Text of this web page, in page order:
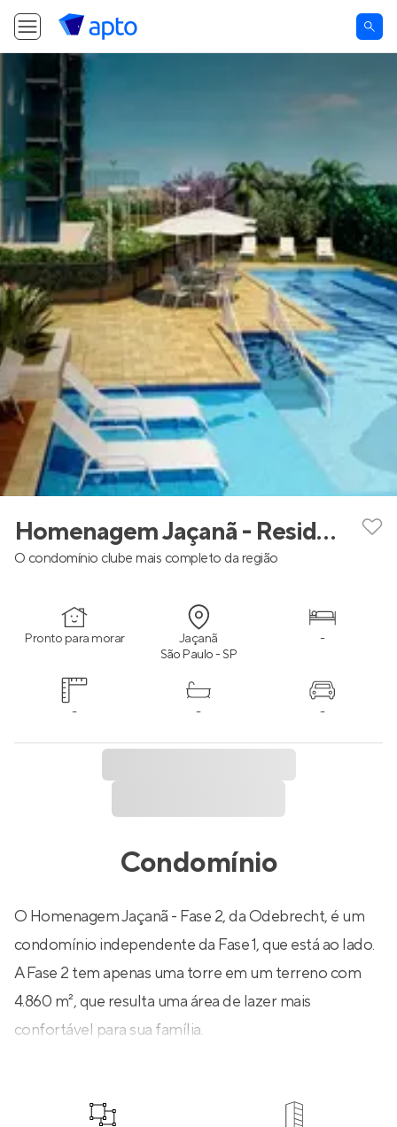
Homenagem Jaçanã - Residencial Horto
O condomínio clube mais completo da região
Pronto para morar Jaçanã
São Paulo - SP
-
- - -
Condomínio
O Homenagem Jaçanã - Fase 2, da Odebrecht, é um
condomínio independente da Fase 1, que está ao lado.
A Fase 2 tem apenas uma torre em um terreno com
4.860 m², que resulta uma área de lazer mais
confortável para sua família.